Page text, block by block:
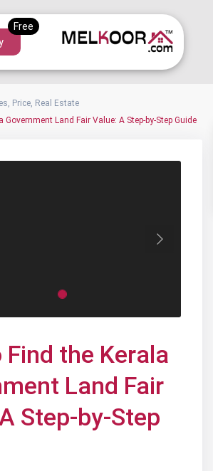
, Price, Real Estate
Government Land Fair Value: A Step-by-Step Guide
Next
Find the Kerala
Land Fair
Step-by-Step